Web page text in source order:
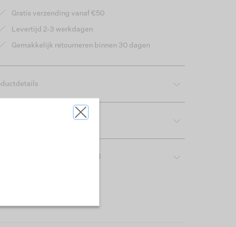
Gratis verzending vanaf €50
Levertijd 2-3 werkdagen
Gemakkelijk retourneren binnen 30 dagen
& pasvorm